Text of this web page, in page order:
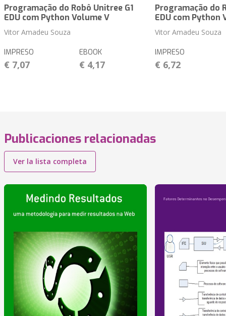
Programação do Robô Unitree G1
EDU com Python Volume V
Vitor Amadeu Souza
IMPRESO
€ 7,07
EBOOK
€ 4,17
Programação do
EDU com Python
Vitor Amadeu Souza
IMPRESO
€ 6,72
Publicaciones relacionadas
Ver la lista completa